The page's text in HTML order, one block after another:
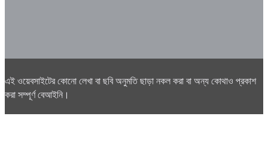
এই ওয়েবসাইটের কোনো লেখা বা ছবি অনুমতি ছাড়া নকল করা বা অন্য কোথাও প্রকাশ
করা সম্পূর্ণ বেআইনি।